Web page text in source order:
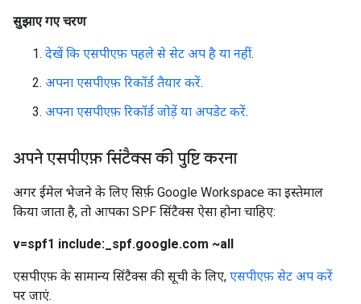
सुझाए गए चरण
देखें कि एसपीएफ़ पहले से सेट अप है या नहीं.
अपना एसपीएफ़ रिकॉर्ड तैयार करें.
अपना एसपीएफ़ रिकॉर्ड जोड़ें या अपडेट करें.
अपने एसपीएफ़ सिंटैक्स की पुष्टि करना
अगर ईमेल भेजने के लिए सिर्फ़ Google Workspace का इस्तेमाल
किया जाता है, तो आपका SPF सिंटैक्स ऐसा होना चाहिए:
v=spf1 include:_spf.google.com ~all
एसपीएफ़ के सामान्य सिंटैक्स की सूची के लिए, एसपीएफ़ सेट अप करें
पर जाएं.